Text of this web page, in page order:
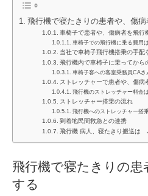
飛行機で寝たきりの患者や、傷
車椅子で患者や、傷病者を飛行
車椅子での飛行機に乗る費用
当社で車椅子飛行機搭乗の手配
飛行機内で車椅子に乗ってから
車椅子客への客室乗務員CAさ
ストレッチャーで患者や、傷病
飛行機のストレッチャー料金
ストレッチャー搭乗の流れ
飛行機へのストレッチャー搭
到着地民間救急との連携
飛行機 病人、寝たきり搬送は
飛行機で寝たきりの患
する